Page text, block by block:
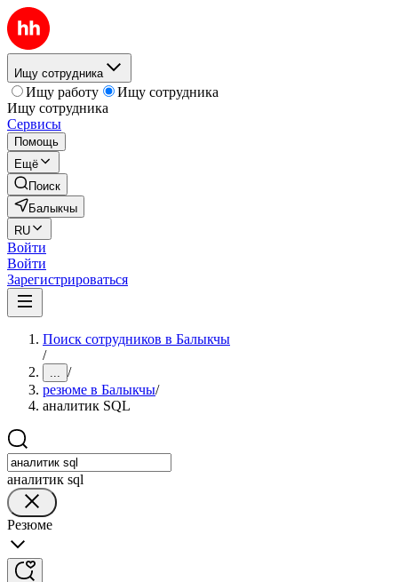
Ищу сотрудника
Ищу работу
Ищу сотрудника
Ищу сотрудника
Сервисы
Помощь
Ещё
Поиск
Балыкчы
RU
Войти
Войти
Зарегистрироваться
Поиск сотрудников в Балыкчы
/
... /
резюме в Балыкчы/
аналитик SQL
аналитик sql
Резюме